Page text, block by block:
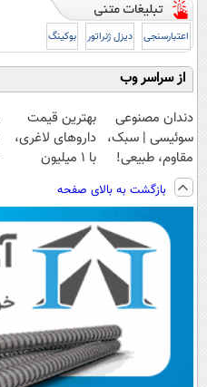
اعتبارسنجی دیزل ژنراتور بوکینگ
از سراسر وب
دندان مصنوعی
سوئیسی | سبک،
مقاوم، طبیعی!
ویزیت
رایگان+پرداخت
اقساطی😍
بهترین قیمت
داروهای لاغری،
با ۱ میلیون
از داروخانه‌
بازگشت به بالای صفحه